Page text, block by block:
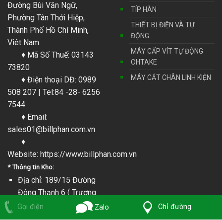
Đường Bùi Văn Ngữ,
Phường Tân Thới Hiệp,
Thành Phố Hồ Chí Minh,
Viêt Nam.
♦ Mã Số Thuế: 03143
73820
♦ Điện thoại DĐ: 0989
508 207 | Tel:84 -28- 6256
7544
♦ Email:
sales01@billphan.com.vn
♦
Website: https://www.billphan.com.vn
* Thông tin Kho:
Địa chỉ: 189/15 Đường
Đông Thạnh 6 ( Trương
Thị Trưng), Đông thạnh,
Tp. Hồ Chí Minh, Việt
TÍP HÀN
THIẾT BỊ ĐIỆN VÀ TỰ
ĐỘNG
MÁY CẤP VÍT TỰ ĐỘNG
OHTAKE
MÁY CẮT CHÂN LINH KIỆN
Gọi điện Zalo Chỉ đường